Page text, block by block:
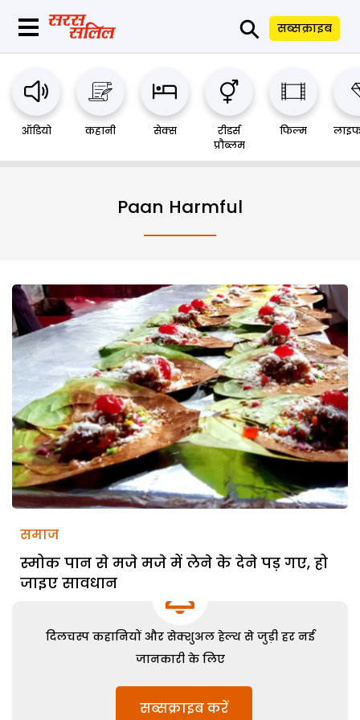
⚲ सब्सक्राइब
ऑडियो कहानी सेक्स
रीडर्स
प्रौब्लम
फिल्म
Paan Harmful
समाज
स्मोक पान से मजे मजे में लेने के देने पड़ गए, हो
जाइए सावधान
दिलचस्प कहानियों और सेक्शुअल हेल्थ से जुड़ी हर नई
जानकारी के लिए
सब्सक्राइब करें